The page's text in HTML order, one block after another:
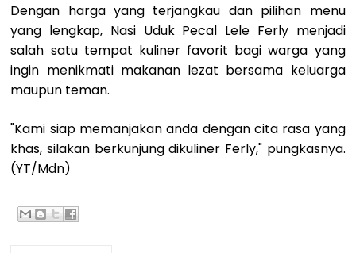
‎Dengan harga yang terjangkau dan pilihan menu
yang lengkap, Nasi Uduk Pecal Lele Ferly menjadi
salah satu tempat kuliner favorit bagi warga yang
ingin menikmati makanan lezat bersama keluarga
maupun teman.
"Kami siap memanjakan anda dengan cita rasa yang
khas, silakan berkunjung dikuliner Ferly," pungkasnya.
(YT/Mdn)